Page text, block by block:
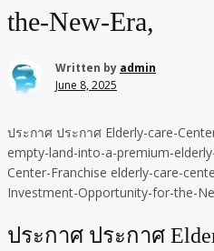
the-New-Era,
Written by admin
June 8, 2025
ประกาศ ประกาศ Elderly-care-
empty-land-into-a-premium-
Center-Franchise elderly-care-
Investment-Opportunity-for-the-
ประกาศ ประกาศ